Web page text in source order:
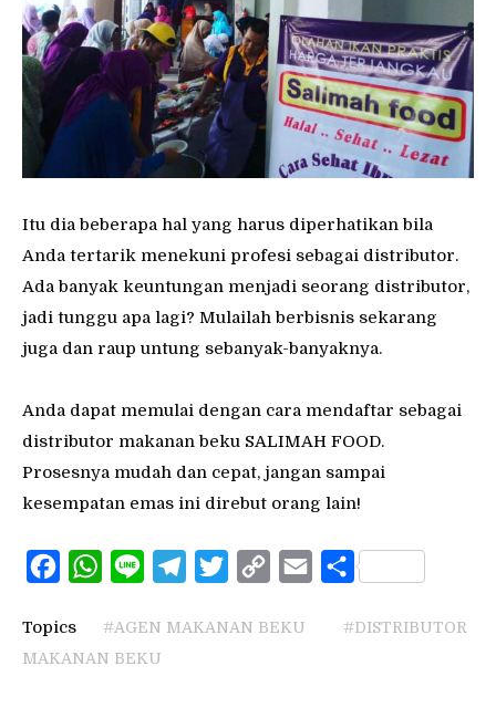
Itu dia beberapa hal yang harus diperhatikan bila
Anda tertarik menekuni profesi sebagai distributor.
Ada banyak keuntungan menjadi seorang distributor,
jadi tunggu apa lagi? Mulailah berbisnis sekarang
juga dan raup untung sebanyak-banyaknya.
Anda dapat memulai dengan cara mendaftar sebagai
distributor makanan beku SALIMAH FOOD.
Prosesnya mudah dan cepat, jangan sampai
kesempatan emas ini direbut orang lain!
FacebookWhatsApp
Line TelegramTwitterCopy
EmailShare
Topics #AGEN MAKANAN BEKU
#DISTRIBUTOR
MAKANAN BEKU